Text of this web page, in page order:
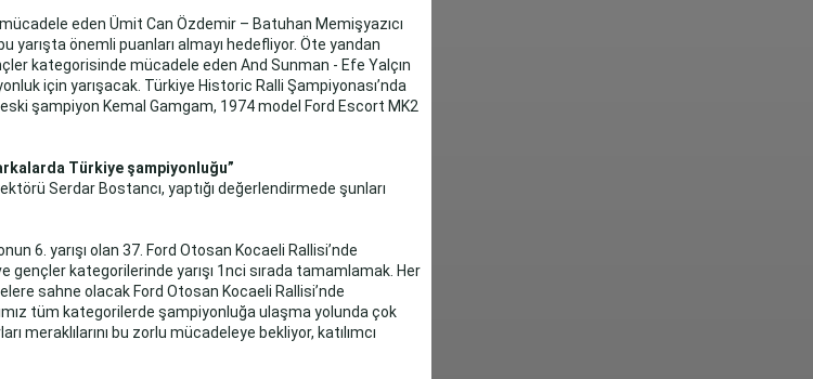
eden Ümit Can Özdemir – Batuhan Memişyazıcı
yarışta önemli puanları almayı hedefliyor. Öte yandan
kategorisinde mücadele eden And Sunman - Efe Yalçın
için yarışacak. Türkiye Historic Ralli Şampiyonası’nda
şampiyon Kemal Gamgam, 1974 model Ford Escort MK2
Türkiye şampiyonluğu”
Serdar Bostancı, yaptığı değerlendirmede şunları
6. yarışı olan 37. Ford Otosan Kocaeli Rallisi’nde
gençler kategorilerinde yarışı 1nci sırada tamamlamak. Her
sahne olacak Ford Otosan Kocaeli Rallisi’nde
tüm kategorilerde şampiyonluğa ulaşma yolunda çok
meraklılarını bu zorlu mücadeleye bekliyor, katılımcı